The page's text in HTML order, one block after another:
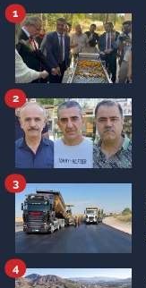
1
2
3
4